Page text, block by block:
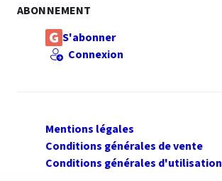
ABONNEMENT
S'abonner
Connexion
Mentions légales
Conditions générales de vente
Conditions générales d'utilisation